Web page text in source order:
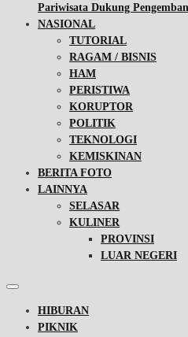
Pariwisata Dukung
NASIONAL
TUTORIAL
RAGAM / BISNIS
HAM
PERISTIWA
KORUPTOR
POLITIK
TEKNOLOGI
KEMISKINAN
BERITA FOTO
LAINNYA
SELASAR
KULINER
PROVINSI
LUAR NEGERI
HIBURAN
PIKNIK